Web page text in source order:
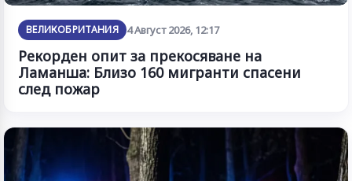
ВЕЛИКОБРИТАНИЯ 4 Август 2026, 12:17
Рекорден опит за прекосяване на
Ламанша: Близо 160 мигранти спасени
след пожар